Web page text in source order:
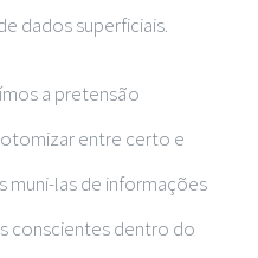
dados superficiais.
a pretensão
entre certo e
muni-las de informações
conscientes dentro do